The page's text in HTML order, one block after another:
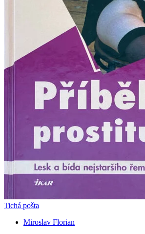
Tichá pošta
Miroslav Florian